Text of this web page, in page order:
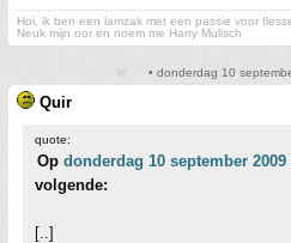
Hoi, ik ben een lamzak met een passie voor
Neuk mijn oor en noem me Harry Mulisch
• donderdag 10
Quir
quote:
Op donderdag 10 september 2009
volgende:
[..]